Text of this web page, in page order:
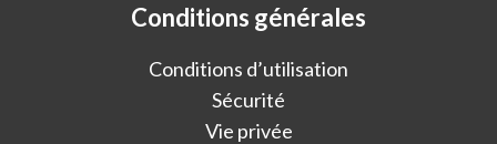
Conditions générales
Conditions d’utilisation
Sécurité
Vie privée